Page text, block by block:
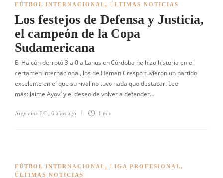
FÚTBOL INTERNACIONAL, ÚLTIMAS NOTICIAS
Los festejos de Defensa y Justicia,
el campeón de la Copa
Sudamericana
El Halcón derrotó 3 a 0 a Lanus en Córdoba he hizo historia en el
certamen internacional, los de Hernan Crespo tuvieron un partido
excelente en el que su rival no tuvo nada que destacar. Lee
más: Jaime Ayoví y el deseo de volver a defender…
Argentina F.C. 6 años ago 1 min
FÚTBOL INTERNACIONAL, LIGA PROFESIONAL,
ÚLTIMAS NOTICIAS